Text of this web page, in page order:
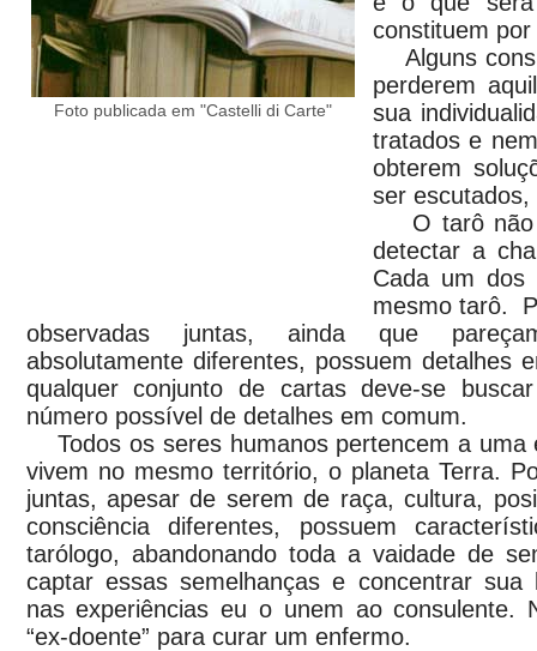
Foto publicada em "Castelli di Carte"
constituem
Alguns
perderem
sua
tratados e
obterem
ser escutados,
O tarô não
detectar a
Cada um dos
mesmo tarô.
observadas juntas, ainda que
absolutamente diferentes, possuem detalhes
qualquer conjunto de cartas deve-se
número possível de detalhes em comum.
Todos os seres humanos pertencem a uma
vivem no mesmo território, o planeta Terra.
juntas, apesar de serem de raça, cultura,
consciência diferentes, possuem
tarólogo, abandonando toda a vaidade de
captar essas semelhanças e concentrar sua
nas experiências eu o unem ao consulente.
“ex-doente” para curar um enfermo.